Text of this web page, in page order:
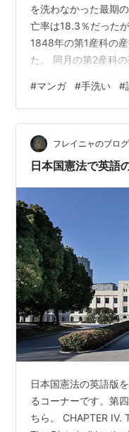
を洗わなかった最期
亡率は18.3％だった
1848年の第1産科の
た。 同月の第2産科
なった。 論文(ろんぶ
い発見があった場合
ん) という文章に ま
イスも 自分の新発見
究者に自説を検証し
#マンガ #手洗い #
フレイニャのブログ
日本国憲法で英語
日本国憲法の英語版
るコーナーです。第
ちら。 CHAPTER IV.